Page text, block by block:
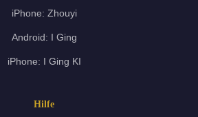
iPhone: Zhouyi
Android: I Ging
iPhone: I Ging KI
Hilfe